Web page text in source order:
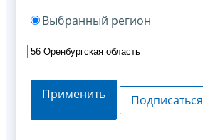
Выбранный регион
Применить Подписаться